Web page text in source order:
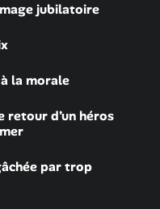
jubilatoire
à la morale
retour d’un héros
par trop